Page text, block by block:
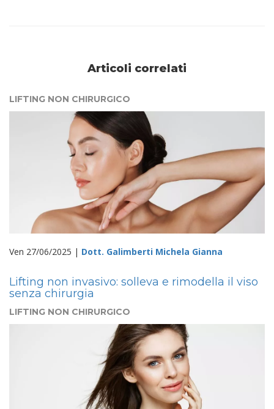
Articoli correlati
LIFTING NON CHIRURGICO
Ven 27/06/2025 | Dott. Galimberti Michela Gianna
Lifting non invasivo: solleva e rimodella il viso
senza chirurgia
LIFTING NON CHIRURGICO